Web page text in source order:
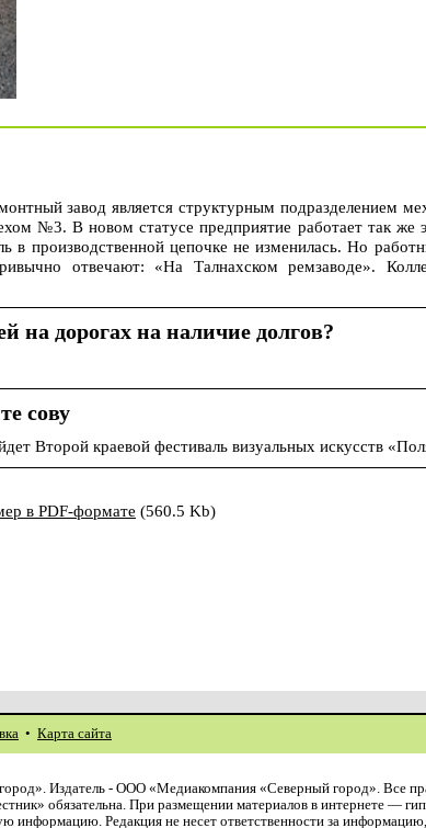
завод является структурным подразделением
№3. В новом статусе предприятие работает так же
в производственной цепочке не изменилась. Но
отвечают: «На Талнахском ремзаводе».
на дорогах на наличие долгов?
сову
Второй краевой фестиваль визуальных искусств
в PDF-формате (560.5 Kb)
• Карта сайта
Издатель - ООО «Медиакомпания «Северный город». Все
обязательна. При размещении материалов в интернете —
информацию. Редакция не несет ответственности за